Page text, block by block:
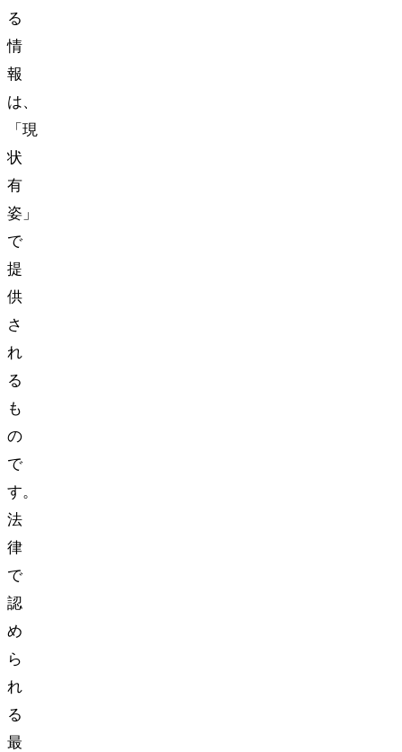
る
情
報
は、
「現
状
有
姿」
で
提
供
さ
れ
る
も
の
で
す。
法
律
で
認
め
ら
れ
る
最